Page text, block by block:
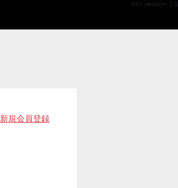
API Version 2.0
新規会員登録